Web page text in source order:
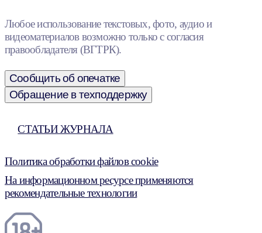
Любое использование текстовых, фото, аудио и
видеоматериалов возможно только с согласия
правообладателя (ВГТРК).
Сообщить об опечатке
Обращение в техподдержку
СТАТЬИ ЖУРНАЛА
Политика обработки файлов cookie
На информационном ресурсе применяются
рекомендательные технологии